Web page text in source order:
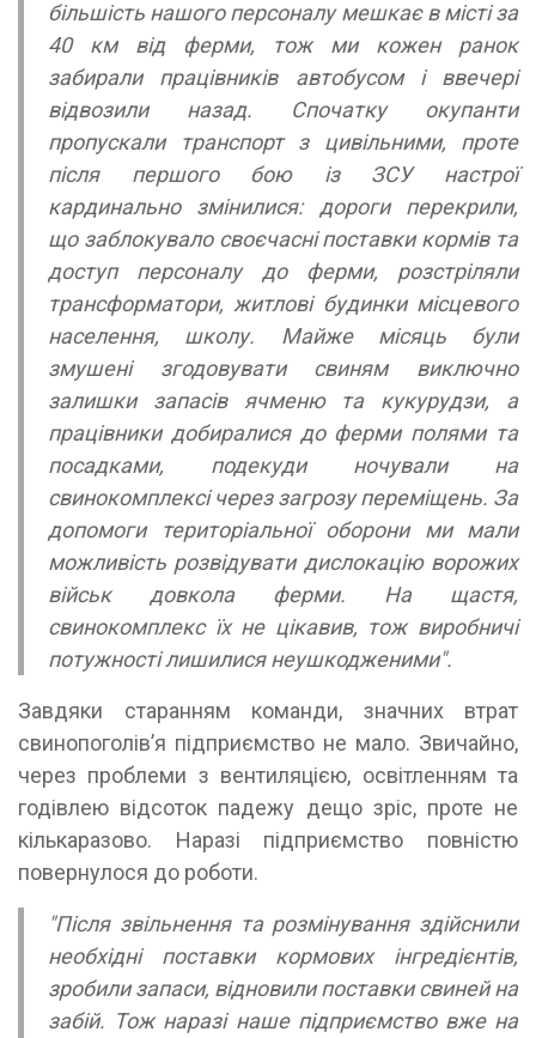
більшість нашого персоналу мешкає в місті за
40 км від ферми, тож ми кожен ранок
забирали працівників автобусом і ввечері
відвозили назад. Спочатку окупанти
пропускали транспорт з цивільними, проте
після першого бою із ЗСУ настрої
кардинально змінилися: дороги перекрили,
що заблокувало своєчасні поставки кормів та
доступ персоналу до ферми, розстріляли
трансформатори, житлові будинки місцевого
населення, школу. Майже місяць були
змушені згодовувати свиням виключно
залишки запасів ячменю та кукурудзи, а
працівники добиралися до ферми полями та
посадками, подекуди ночували на
свинокомплексі через загрозу переміщень. За
допомоги територіальної оборони ми мали
можливість розвідувати дислокацію ворожих
військ довкола ферми. На щастя,
свинокомплекс їх не цікавив, тож виробничі
потужності лишилися неушкодженими".
Завдяки старанням команди, значних втрат
свинопоголів’я підприємство не мало. Звичайно,
через проблеми з вентиляцією, освітленням та
годівлею відсоток падежу дещо зріс, проте не
кількаразово. Наразі підприємство повністю
повернулося до роботи.
"Після звільнення та розмінування здійснили
необхідні поставки кормових інгредієнтів,
зробили запаси, відновили поставки свиней на
забій. Тож наразі наше підприємство вже на